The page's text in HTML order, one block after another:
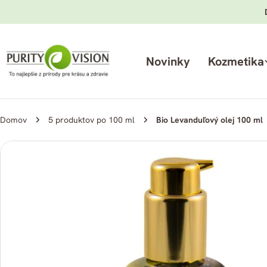
na
Novinky Kozmetika
Domov 5 produktov po 100 ml Bio Levanduľový olej 100 ml
Preskočiť